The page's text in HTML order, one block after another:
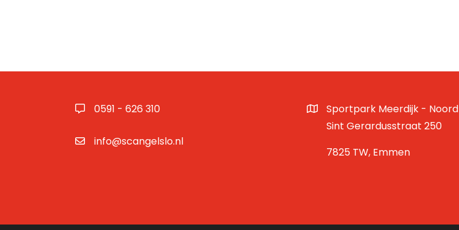
0591 - 626 310
info@scangelslo.nl
Sportpark Meerdijk - Noord
Sint Gerardusstraat 250
7825 TW, Emmen